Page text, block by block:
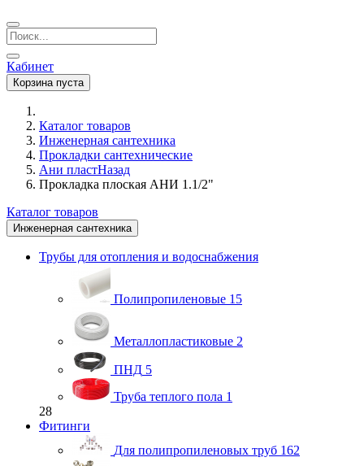
Кабинет
Корзина пуста
Каталог товаров
Инженерная сантехника
Прокладки сантехнические
Ани пластНазад
Прокладка плоская АНИ 1.1/2"
Каталог товаров
Инженерная сантехника
Трубы для отопления и водоснабжения
Полипропиленовые 15
Металлопластиковые 2
ПНД 5
Труба теплого пола 1
28
Фитинги
Для полипропиленовых труб 162